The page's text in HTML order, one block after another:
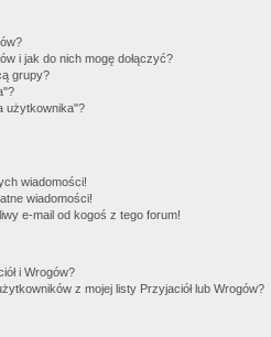
i jak do nich mogę dołączyć?
grupy?
użytkownika"?
wiadomości!
wiadomości!
e-mail od kogoś z tego forum!
i Wrogów?
z mojej listy Przyjaciół lub Wrogów?